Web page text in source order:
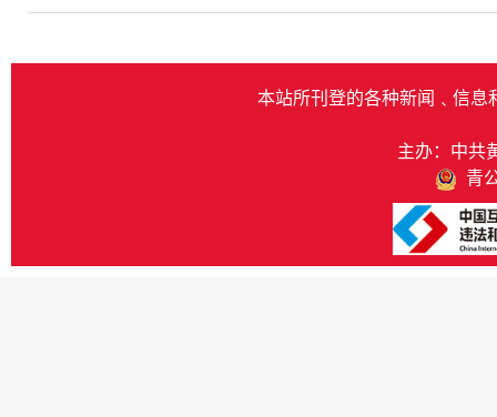
本站所刊登的各种新闻﹑信息
主办：中共
青